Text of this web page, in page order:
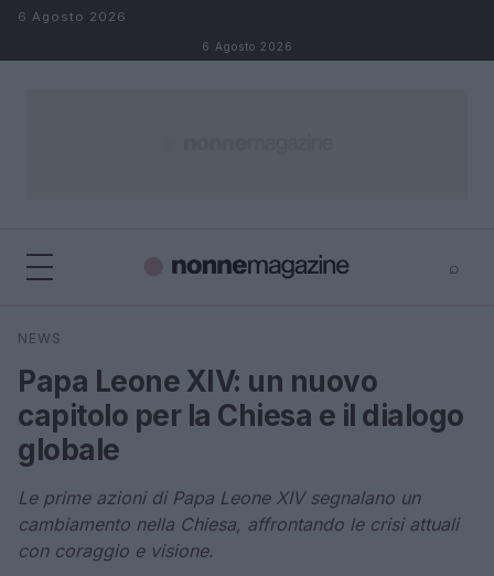
Salta al contenuto
6 Agosto 2026
6 Agosto 2026
⌕
Cerca
NEWS
Papa Leone XIV: un nuovo
capitolo per la Chiesa e il dialogo
globale
Le prime azioni di Papa Leone XIV segnalano un
cambiamento nella Chiesa, affrontando le crisi attuali
con coraggio e visione.